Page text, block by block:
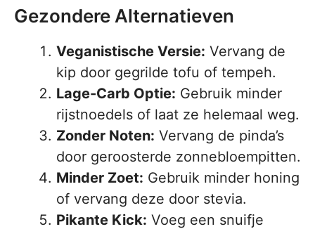
Gezondere Alternatieven
Veganistische Versie: Vervang de
kip door gegrilde tofu of tempeh.
Lage-Carb Optie: Gebruik minder
rijstnoedels of laat ze helemaal weg.
Zonder Noten: Vervang de pinda’s
door geroosterde zonnebloempitten.
Minder Zoet: Gebruik minder honing
of vervang deze door stevia.
Pikante Kick: Voeg een snuifje